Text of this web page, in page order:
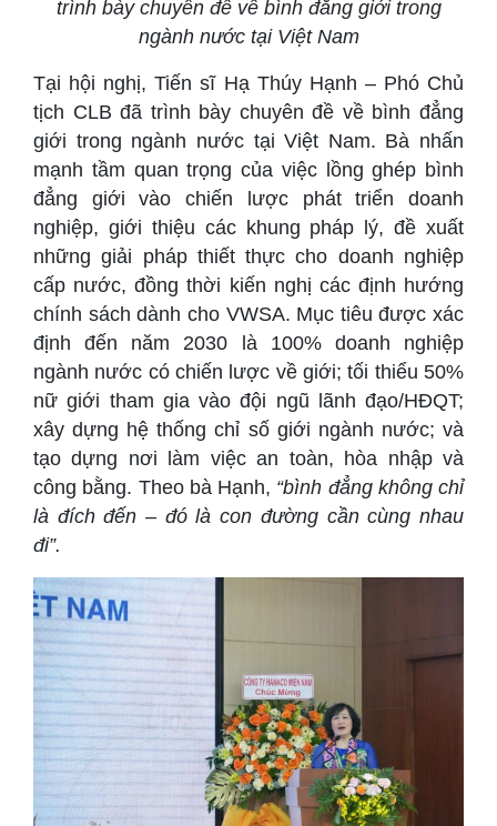
trình bày chuyên đề về bình đẳng giới trong
ngành nước tại Việt Nam
Tại hội nghị, Tiến sĩ Hạ Thúy Hạnh – Phó Chủ
tịch CLB đã trình bày chuyên đề về bình đẳng
giới trong ngành nước tại Việt Nam. Bà nhấn
mạnh tầm quan trọng của việc lồng ghép bình
đẳng giới vào chiến lược phát triển doanh
nghiệp, giới thiệu các khung pháp lý, đề xuất
những giải pháp thiết thực cho doanh nghiệp
cấp nước, đồng thời kiến nghị các định hướng
chính sách dành cho VWSA. Mục tiêu được xác
định đến năm 2030 là 100% doanh nghiệp
ngành nước có chiến lược về giới; tối thiểu 50%
nữ giới tham gia vào đội ngũ lãnh đạo/HĐQT;
xây dựng hệ thống chỉ số giới ngành nước; và
tạo dựng nơi làm việc an toàn, hòa nhập và
công bằng. Theo bà Hạnh, “bình đẳng không chỉ
là đích đến – đó là con đường cần cùng nhau
đi”.